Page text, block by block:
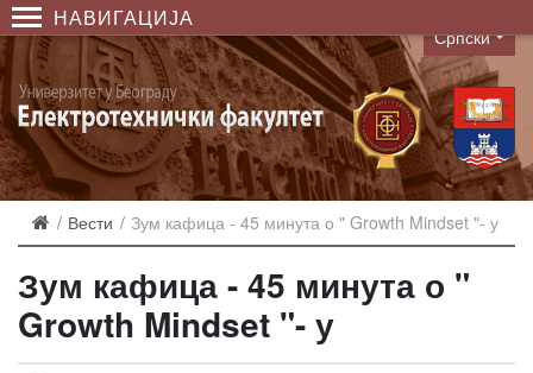
НАВИГАЦИЈА
Language
Српски
Вести Зум кафица - 45 минута о " Growth Mindset "- у
Зум кафица - 45 минута о "
Growth Mindset "- у